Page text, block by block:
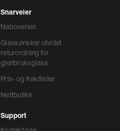
Snarveier
Nabovarsel
Glava ønsker utvidet
returordning for
gjenbruksglass
Pris- og fraktlister
Nettbutikk
Support